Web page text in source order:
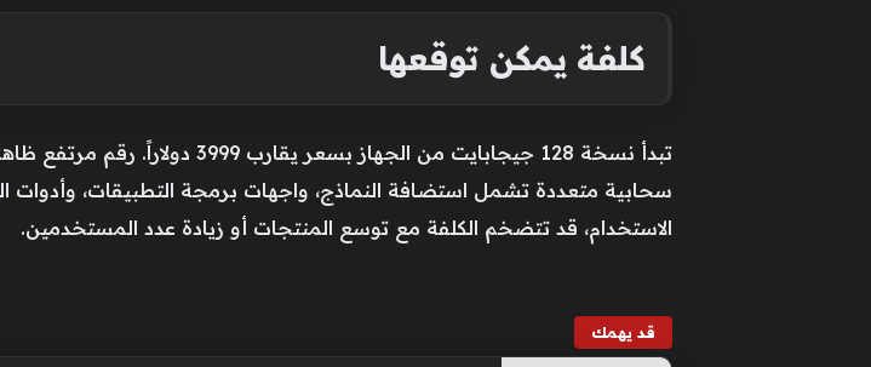
كلفة يمكن توقعها
تبدأ نسخة 128 جيجابايت من الجهاز
سحابية متعددة تشمل استضافة النماذج، واجهات برمجة التطبيقات،
الاستخدام، قد تتضخم الكلفة مع توسع المنتجات أو زيادة عدد المستخدمين.
قد يهمك